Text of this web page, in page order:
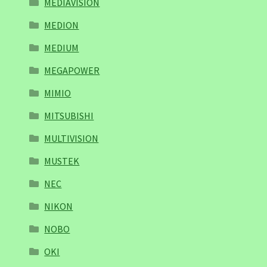
MEDIAVISION
MEDION
MEDIUM
MEGAPOWER
MIMIO
MITSUBISHI
MULTIVISION
MUSTEK
NEC
NIKON
NOBO
OKI